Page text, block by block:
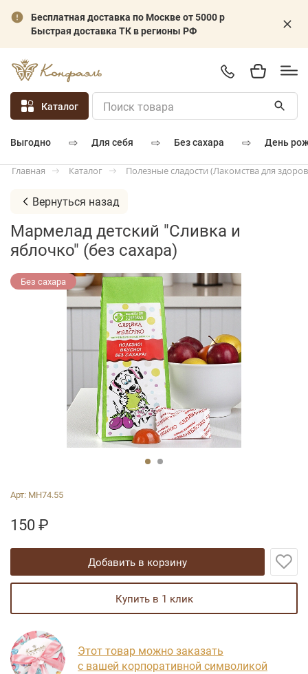
Бесплатная доставка по Москве от 5000 р
Быстрая доставка ТК в регионы РФ
Каталог
выгодно ⇨ для себя ⇨ без сахара ⇨ день
Главная Каталог Полезные сладости (Лакомства для
Вернуться назад
Мармелад детский "Сливка и
яблочко" (без сахара)
Без сахара
Арт: МН74.55
150 ₽
добавить в корзину
купить в 1 клик
Этот товар можно заказать
с вашей корпоративной символикой